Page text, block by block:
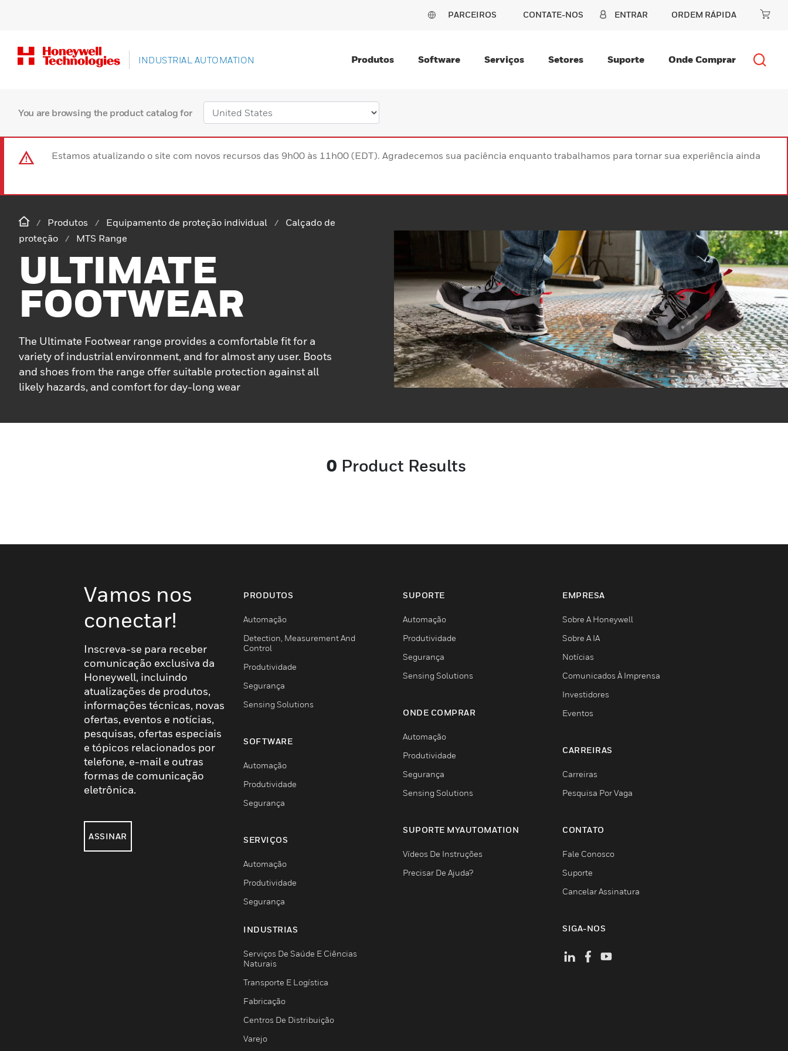
PARCEIROS CONTATE-NOS ENTRAR ORDEM RÁPIDA
INDUSTRIAL AUTOMATION Produtos Software Serviços Setores Suporte Onde Comprar
You are browsing the product catalog for
Estamos atualizando o site com novos recursos das 9h00 às 11h00 (EDT). Agradecemos sua paciência enquanto trabalhamos para tornar sua experiência ainda
Produtos Equipamento de proteção individual
Calçado de
proteção
MTS Range
ULTIMATE
FOOTWEAR
The Ultimate Footwear range provides a comfortable fit for a
variety of industrial environment, and for almost any user. Boots
and shoes from the range offer suitable protection against all
likely hazards, and comfort for day-long wear
0 Product Results
Vamos nos
conectar!
Inscreva-se para receber
comunicação exclusiva da
Honeywell, incluindo
atualizações de produtos,
informações técnicas, novas
ofertas, eventos e notícias,
pesquisas, ofertas especiais
e tópicos relacionados por
telefone, e-mail e outras
formas de comunicação
eletrônica.
ASSINAR
PRODUTOS
Automação
Detection, Measurement And
Control
Produtividade
Segurança
Sensing Solutions
SOFTWARE
Automação
Produtividade
Segurança
SERVIÇOS
Automação
Produtividade
Segurança
INDUSTRIAS
Serviços De Saúde E Ciências
Naturais
Transporte E Logística
Fabricação
Centros De Distribuição
Varejo
SUPORTE
Automação
Produtividade
Segurança
Sensing Solutions
ONDE COMPRAR
Automação
Produtividade
Segurança
Sensing Solutions
SUPORTE MYAUTOMATION
Vídeos De Instruções
Precisar De Ajuda?
EMPRESA
Sobre A Honeywell
Sobre A IA
Notícias
Comunicados À Imprensa
Investidores
Eventos
CARREIRAS
Carreiras
Pesquisa Por Vaga
CONTATO
Fale Conosco
Suporte
Cancelar Assinatura
SIGA-NOS